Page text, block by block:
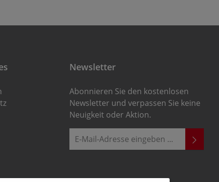
Newsletter
Abonnieren Sie den kostenlosen
Newsletter und verpassen Sie keine
Neuigkeit oder Aktion.
E-Mail-Adresse*
Felder sind Pflichtfelder.